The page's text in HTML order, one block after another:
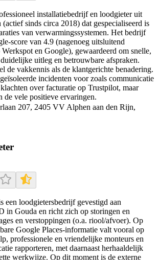
installatiebedrijf en loodgieter uit
sinds circa 2018) dat gespecialiseerd is
van verwarmingssystemen. Het bedrijf
score van 4.9 (nagenoeg uitsluitend
en Google), gewaardeerd om snelle,
uitleg en betrouwbare afspraken.
de vakkennis als de klantgerichte benadering.
incidenten voor zoals communicatie
over facturatie op Trustpilot, maar
de vele positieve ervaringen.
207, 2405 VV Alphen aan den Rijn,
een loodgietersbedrijf gevestigd aan
in Gouda en richt zich op storingen en
en verstoppingen (o.a. riool/afvoer). Op
Google Places-informatie valt vooral op
professionele en vriendelijke monteurs en
rapporteren, met daarnaast herhaaldelijk
werkwijze. Op dit moment is de externe